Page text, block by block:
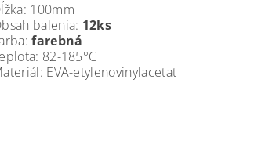
100mm
balenia: 12ks
farebná
82-185°C
EVA-etylenovinylacetat